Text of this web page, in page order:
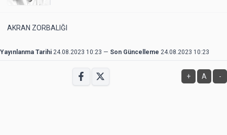
AKRAN ZORBALIĞI
Yayınlanma Tarihi 24.08.2023 10:23 — Son Güncelleme 24.08.2023 10:23
+ A -